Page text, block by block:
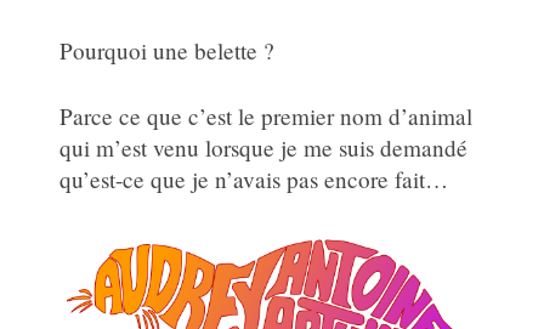
Pourquoi une belette ?
Parce ce que c’est le premier nom d’animal
qui m’est venu lorsque je me suis demandé
qu’est-ce que je n’avais pas encore fait…